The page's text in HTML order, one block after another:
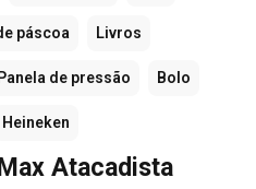
páscoa Livros
Panela de pressão Bolo
Heineken
Atacadista